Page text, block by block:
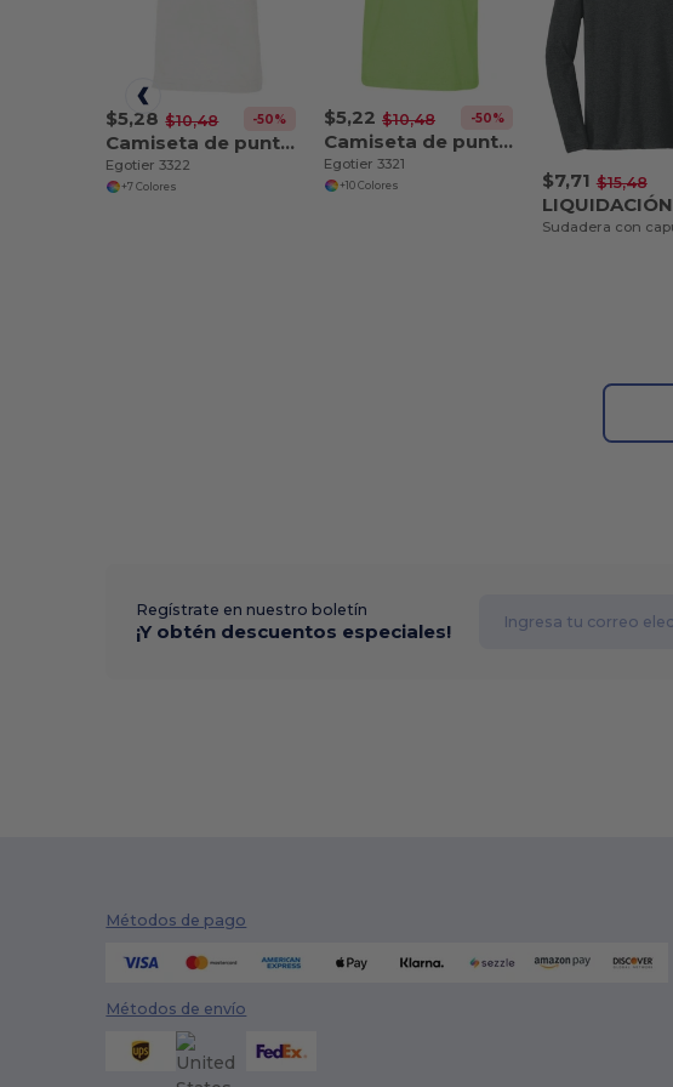
$5,28 $10,48 -50%
Camiseta de punto para bebé
Egotier 3322
+7 Colores
$5,22 $10,48 -50%
Camiseta de punto para bebé
Egotier 3321
+10 Colores $7,71 $15,48
LIQUIDACIÓN
Regístrate en nuestro boletín
¡Y obtén descuentos especiales!
Métodos de pago
Métodos de envío